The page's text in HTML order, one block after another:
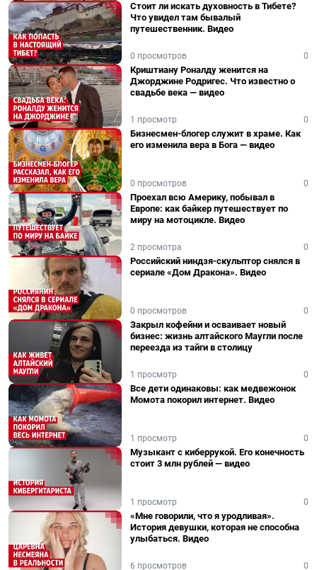
Стоит ли искать духовность в Тибете?
Что увидел там бывалый
путешественник. Видео
0 просмотров 0
Криштиану Роналду женится на
Джорджине Родригес. Что известно о
свадьбе века — видео
1 просмотр 0
Бизнесмен-блогер служит в храме. Как
его изменила вера в Бога — видео
0 просмотров 0
Проехал всю Америку, побывал в
Европе: как байкер путешествует по
миру на мотоцикле. Видео
2 просмотра 0
Российский ниндзя-скульптор снялся в
сериале «Дом Дракона». Видео
0 просмотров 0
Закрыл кофейни и осваивает новый
бизнес: жизнь алтайского Маугли после
переезда из тайги в столицу
1 просмотр 0
Все дети одинаковы: как медвежонок
Момота покорил интернет. Видео
1 просмотр 0
Музыкант с киберрукой. Его конечность
стоит 3 млн рублей — видео
1 просмотр 0
«Мне говорили, что я уродливая».
История девушки, которая не способна
улыбаться. Видео
6 просмотров 0